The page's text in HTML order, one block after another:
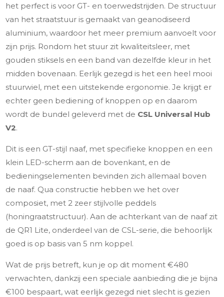
het perfect is voor GT- en toerwedstrijden. De structuur
van het straatstuur is gemaakt van geanodiseerd
aluminium, waardoor het meer premium aanvoelt voor
zijn prijs. Rondom het stuur zit kwaliteitsleer, met
gouden stiksels en een band van dezelfde kleur in het
midden bovenaan. Eerlijk gezegd is het een heel mooi
stuurwiel, met een uitstekende ergonomie. Je krijgt er
echter geen bediening of knoppen op en daarom
wordt de bundel geleverd met de CSL Universal Hub
V2.
Dit is een GT-stijl naaf, met specifieke knoppen en een
klein LED-scherm aan de bovenkant, en de
bedieningselementen bevinden zich allemaal boven
de naaf. Qua constructie hebben we het over
composiet, met 2 zeer stijlvolle peddels
(honingraatstructuur). Aan de achterkant van de naaf zit
de QR1 Lite, onderdeel van de CSL-serie, die behoorlijk
goed is op basis van 5 nm koppel.
Wat de prijs betreft, kun je op dit moment €480
verwachten, dankzij een speciale aanbieding die je bijna
€100 bespaart, wat eerlijk gezegd niet slecht is gezien